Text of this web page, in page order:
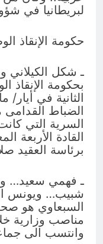
لبريطانيا في
حكومة الإنقاذ
ـ شكل الكيلاني
بحكومة الإنقاذ
الضباط
السرية التي
القادة الأربعة
برئاسة العقيد
ـ فهمي سعيد…
شبيب… ويونس
السبعاوي هو
مناصب وزارية
وانتسب الى